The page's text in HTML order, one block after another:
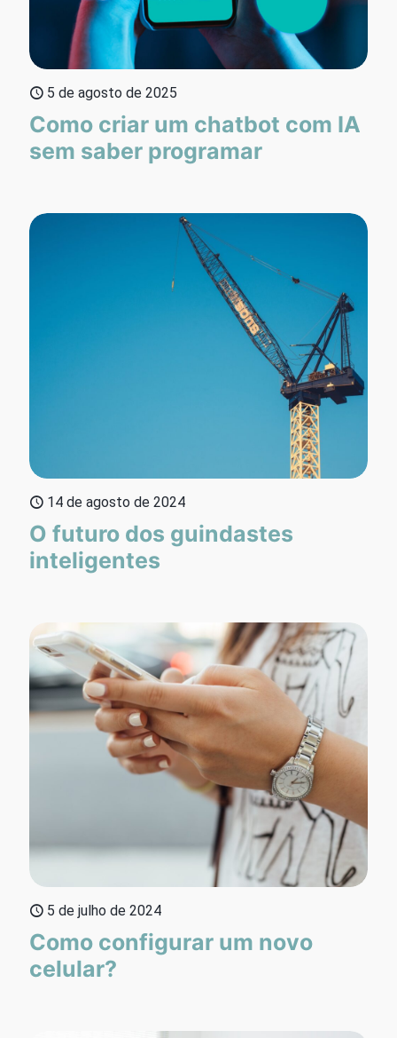
5 de agosto de 2025
Como criar um chatbot com IA
sem saber programar
14 de agosto de 2024
O futuro dos guindastes
inteligentes
5 de julho de 2024
Como configurar um novo
celular?